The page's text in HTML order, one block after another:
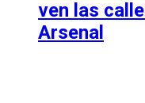
ven las
Arsenal